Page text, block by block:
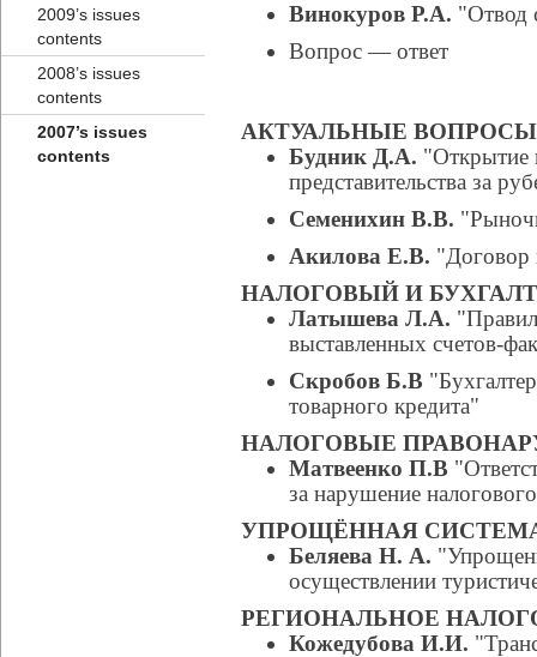
2009’s issues
contents
2008’s issues
contents
2007’s issues
contents
Винокуров Р.А. "Отвод
Вопрос — ответ
АКТУАЛЬНЫЕ
Будник Д.А. "Открытие
представительства за
Семенихин В.В.
Акилова Е.В. "Договор
НАЛОГОВЫЙ И
Латышева Л.А.
выставленных счетов-
Скробов Б.В
товарного кредита"
НАЛОГОВЫЕ
Матвеенко П.В
за нарушение
УПРОЩЁННАЯ
Беляева Н. А.
осуществлении
РЕГИОНАЛЬНОЕ
Кожедубова И.И.